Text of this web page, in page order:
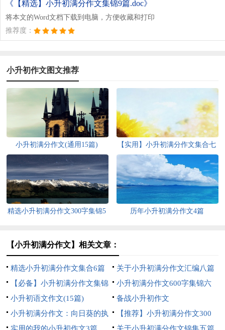
《【精选】小升初满分作文集锦9篇.doc》
将本文的Word文档下载到电脑，方便收藏和打印
推荐度：
小升初作文图文推荐
小升初满分作文(通用15篇)
【实用】小升初满分作文集合七
篇
精选小升初满分作文300字集锦5
历年小升初满分作文4篇
【小升初满分作文】相关文章：
精选小升初满分作文集合6篇
关于小升初满分作文汇编八篇
【必备】小升初满分作文集锦
十篇
小升初满分作文600字集锦六
篇
小升初语文作文(15篇)
备战小升初作文
小升初满分作文：向日葵的执
着
【推荐】小升初满分作文300
字合集五篇
实用的我的小升初作文3篇 关于小升初满分作文锦集五篇